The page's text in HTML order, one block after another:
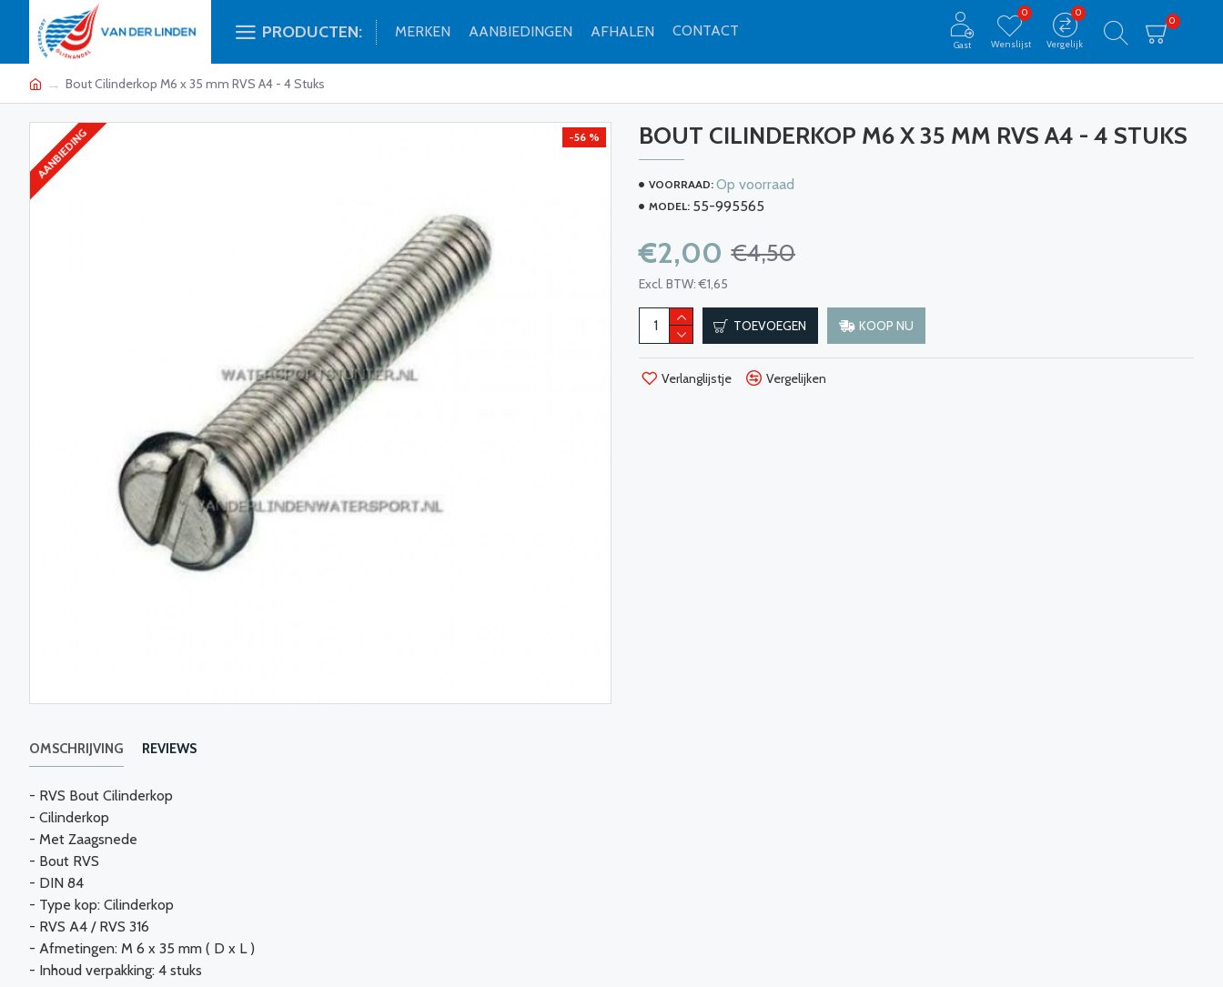
PRODUCTEN: MERKEN AANBIEDINGEN AFHALEN CONTACT
Gast Wenslijst
0
Vergelijk
0
0
Bout Cilinderkop M6 x 35 mm RVS A4 - 4 Stuks
AANBIEDING -56 % BOUT CILINDERKOP M6 X 35 MM RVS A4 - 4 STUKS
VOORRAAD: Op voorraad
MODEL: 55-995565
€2,00 €4,50
Excl. BTW: €1,65
TOEVOEGEN KOOP NU
Verlanglijstje Vergelijken
OMSCHRIJVING REVIEWS
- RVS Bout Cilinderkop
- Cilinderkop
- Met Zaagsnede
- Bout RVS
- DIN 84
- Type kop: Cilinderkop
- RVS A4 / RVS 316
- Afmetingen: M 6 x 35 mm ( D x L )
- Inhoud verpakking: 4 stuks